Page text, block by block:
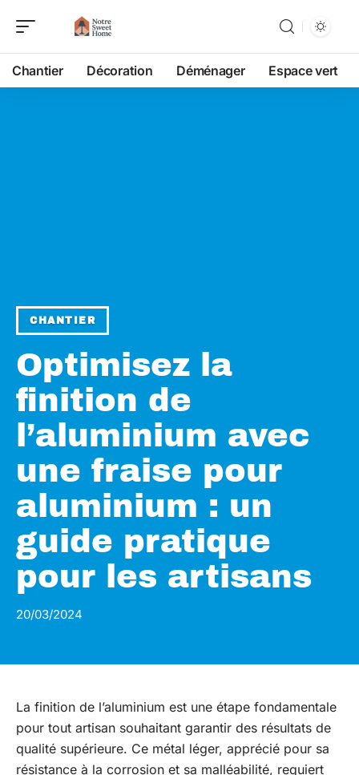
Chantier Décoration Déménager Espace vert
CHANTIER
Optimisez la
finition de
l’aluminium avec
une fraise pour
aluminium : un
guide pratique
pour les artisans
20/03/2024
La finition de l’aluminium est une étape fondamentale
pour tout artisan souhaitant garantir des résultats de
qualité supérieure. Ce métal léger, apprécié pour sa
résistance à la corrosion et sa malléabilité, requiert